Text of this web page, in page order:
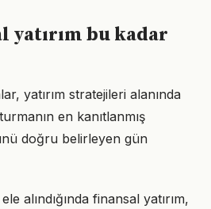
yatırım bu kadar
yatırım stratejileri alanında
en kanıtlanmış
doğru belirleyen gün
alındığında finansal yatırım,